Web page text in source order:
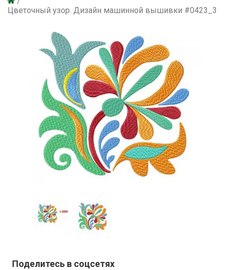
Цветочный узор. Дизайн машинной вышивки #0423_3
Поделитесь в соцсетях